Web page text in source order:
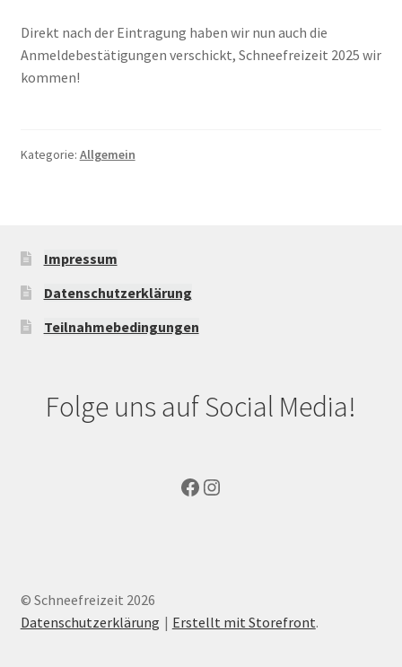
Direkt nach der Eintragung haben wir nun auch die
Anmeldebestätigungen verschickt, Schneefreizeit 2025 wir
kommen!
Kategorie: Allgemein
Impressum
Datenschutzerklärung
Teilnahmebedingungen
Folge uns auf Social Media!
© Schneefreizeit 2026
Datenschutzerklärung
Erstellt mit Storefront.